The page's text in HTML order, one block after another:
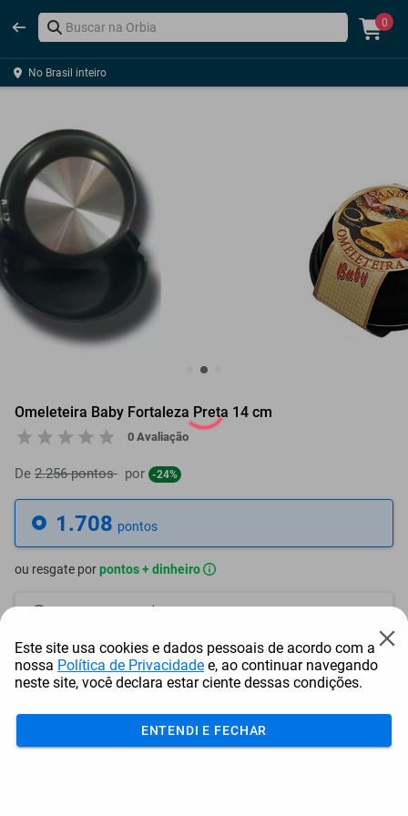
0
No Brasil inteiro
Omeleteira Baby Fortaleza Preta 14 cm
0 Avaliação
De 2.256 pontos por -24%
1.708 pontos
ou resgate porpontos + dinheiro
1.538 + R$ 7,82
1.452 pontos + R$ 11,78
1.367 pontos + R$ 15,69
Este site usa cookies e dados pessoais de acordo com a
nossa Política de Privacidade e, ao continuar navegando
neste site, você declara estar ciente dessas condições.
ENTENDI E FECHAR